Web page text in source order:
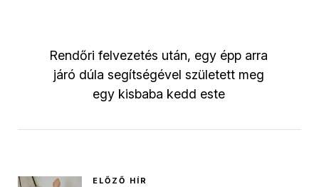
Rendőri felvezetés után, egy épp arra
járó dúla segítségével született meg
egy kisbaba kedd este
ELŐZŐ HÍR